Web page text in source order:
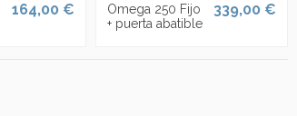
164,00 €
Omega 250 Fijo
+ puerta abatible
339,00 €